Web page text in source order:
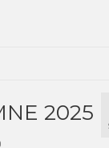
2025